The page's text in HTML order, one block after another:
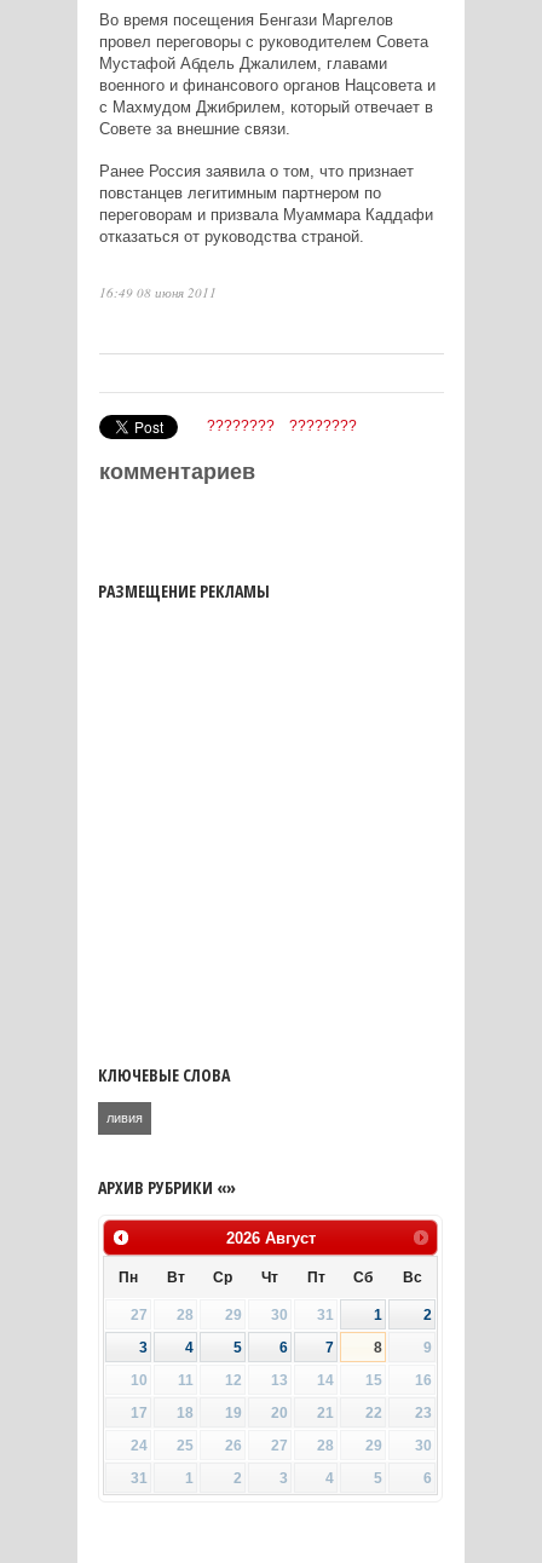
Во время посещения Бенгази Маргелов
провел переговоры с руководителем Совета
Мустафой Абдель Джалилем, главами
военного и финансового органов Нацсовета и
с Махмудом Джибрилем, который отвечает в
Совете за внешние связи.
Ранее Россия заявила о том, что признает
повстанцев легитимным партнером по
переговорам и призвала Муаммара Каддафи
отказаться от руководства страной.
16:49 08 июня 2011
???????? ????????
комментариев
РАЗМЕЩЕНИЕ РЕКЛАМЫ
КЛЮЧЕВЫЕ СЛОВА
ливия
АРХИВ РУБРИКИ «»
2026 Август
Пн Вт Ср Чт Пт Сб Вс
27 28 29 30 31 1
2
3
4 5 6 7 8
9
10
11 12 13 14 15
16
17
18 19 20 21 22
23
24
25 26 27 28 29
30
31
1 2 3 4 5 6